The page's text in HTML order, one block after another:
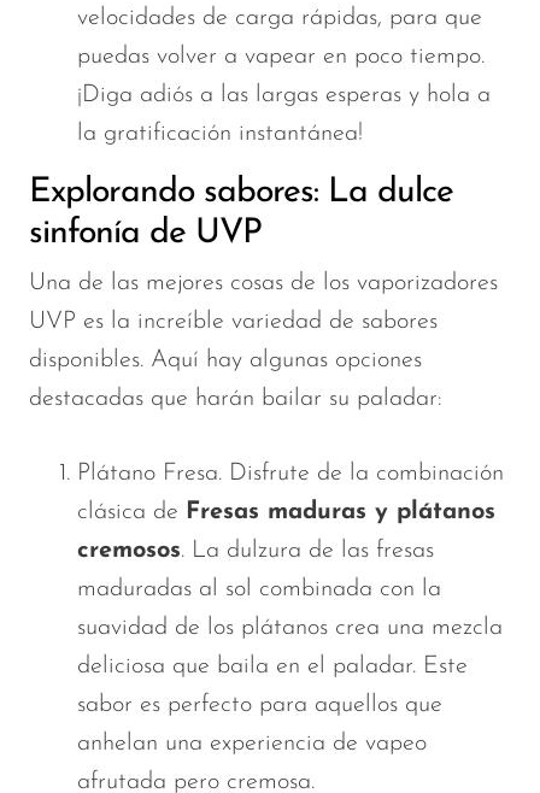
velocidades de carga rápidas, para que
puedas volver a vapear en poco tiempo.
¡Diga adiós a las largas esperas y hola a
la gratificación instantánea!
Explorando sabores: La dulce
sinfonía de UVP
Una de las mejores cosas de los vaporizadores
UVP es la increíble variedad de sabores
disponibles. Aquí hay algunas opciones
destacadas que harán bailar su paladar:
Plátano Fresa. Disfrute de la combinación
clásica de Fresas maduras y plátanos
cremosos. La dulzura de las fresas
maduradas al sol combinada con la
suavidad de los plátanos crea una mezcla
deliciosa que baila en el paladar. Este
sabor es perfecto para aquellos que
anhelan una experiencia de vapeo
afrutada pero cremosa.